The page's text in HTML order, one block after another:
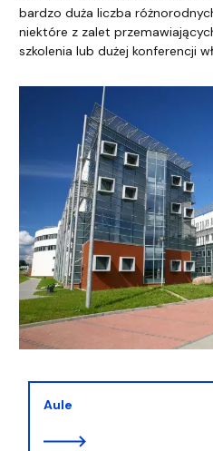
bardzo duża liczba
niektóre z zalet
szkolenia lub dużej konferencji
Aule